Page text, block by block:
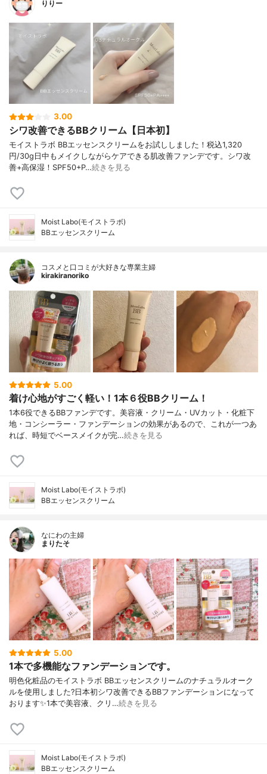
りりー
3.00
シワ改善できるBBクリーム【日本初】
モイストラボ BBエッセンスクリームをお試ししました！税込1,320
円/30g日中もメイクしながらケアできる肌改善ファンデです。シワ改
善+高保湿！SPF50+P…続きを見る
Moist Labo(モイストラボ)
BBエッセンスクリーム
コスメと口コミが大好きな専業主婦
kirakiranoriko
5.00
着け心地がすごく軽い！1本６役BBクリーム！
1本6役できるBBファンデです。美容液・クリーム・UVカット・化粧下
地・コンシーラー・ファンデーションの効果があるので、これが一つあ
れば、時短でベースメイクが完…続きを見る
Moist Labo(モイストラボ)
BBエッセンスクリーム
なにわの主婦
まりたそ
5.00
1本で多機能なファンデーションです。
明色化粧品のモイストラボ BBエッセンスクリームのナチュラルオーク
ルを使用しました?日本初シワ改善できるBBファンデーションになって
おります✨1本で美容液、クリ…続きを見る
Moist Labo(モイストラボ)
BBエッセンスクリーム